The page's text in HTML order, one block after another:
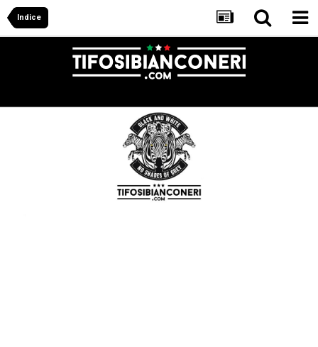
Indice